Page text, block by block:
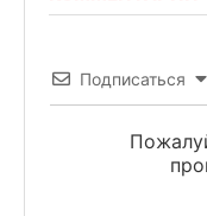
Подписаться